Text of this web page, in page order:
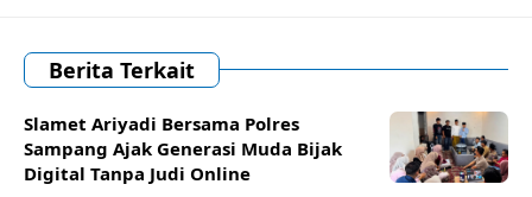
Berita Terkait
Slamet Ariyadi Bersama Polres
Sampang Ajak Generasi Muda Bijak
Digital Tanpa Judi Online